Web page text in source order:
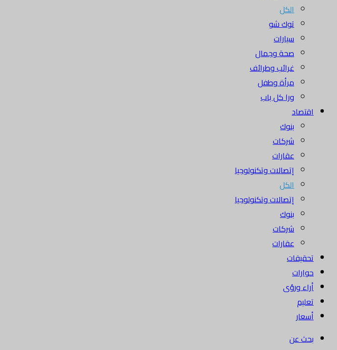
الكل
توك شو
سيارات
صحة وجمال
غرائب وطرائف
مرأة وطفل
ورا كل باب
اقتصاد
بنوك
شركات
عقارات
إتصالات وتكنولوجيا
الكل
إتصالات وتكنولوجيا
بنوك
شركات
عقارات
تحقيقات
حوارات
أراء ورؤى
تعليم
أسعار
بحث عن